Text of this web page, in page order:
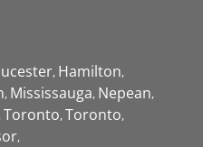
Hamilton
Mississauga Nepean
Toronto Toronto